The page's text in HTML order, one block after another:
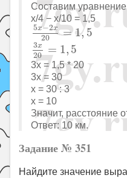
Составим
x/4 − x/10 = 1,5
5x−2x
20 = 1, 5
5x−2x20=1,5
3x
20 = 1, 5
3x20 ,5
3x = 1,5 * 20
3x = 30
x = 30 : 3
x = 10
Значит, расстояние
Ответ: 10 км.
Задание № 351
Найдите значение